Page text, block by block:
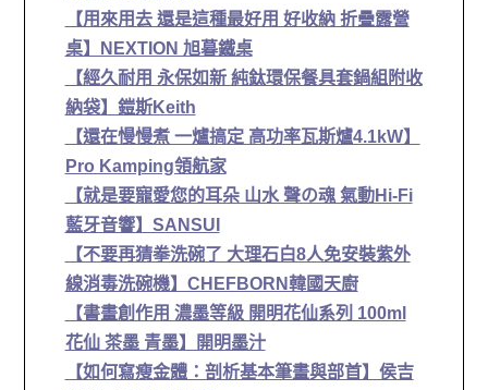
【用來用去 還是這種最好用 好收納 折疊露營
桌】NEXTION 旭暮鐵桌
【經久耐用 永保如新 純鈦環保餐具套鍋組附收
納袋】鎧斯Keith
【還在慢慢煮 一爐搞定 高功率瓦斯爐4.1kW】
Pro Kamping領航家
【就是要寵愛您的耳朵 山水 聲の魂 氣動Hi-Fi
藍牙音響】SANSUI
【不要再猜拳洗碗了 大理石白8人免安裝紫外
線消毒洗碗機】CHEFBORN韓國天廚
【書畫創作用 濃墨等級 開明花仙系列 100ml
花仙 茶墨 青墨】開明墨汁
【如何寫瘦金體：剖析基本筆畫與部首】侯吉